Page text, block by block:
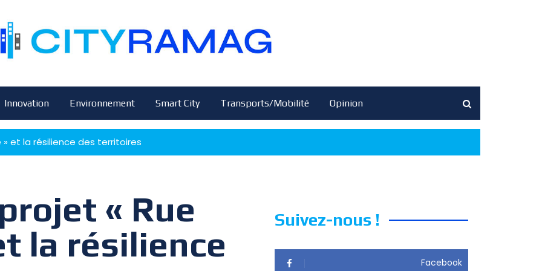
Innovation Environnement Smart City Transports/Mobilité Opinion
» et la résilience des territoires
« Rue
la résilience
Suivez-nous !
Facebook